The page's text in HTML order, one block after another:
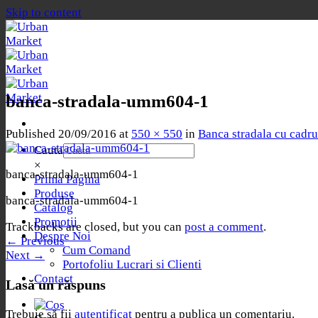
Skip to content
Cauta
×
Prima Pagina
Produse
Catalog
Promotii
Despre Noi
Cum Comand
Portofoliu Lucrari si Clienti
Contact
banca-stradala-umm604-1
Published 20/09/2016 at 550 × 550 in Banca stradala cu
banca-stradala-umm604-1
banca-stradala-umm604-1
Trackbacks are closed, but you can post a comment.
← Previous
Next →
Lasă un răspuns
Trebuie să fii autentificat pentru a publica un comentariu.